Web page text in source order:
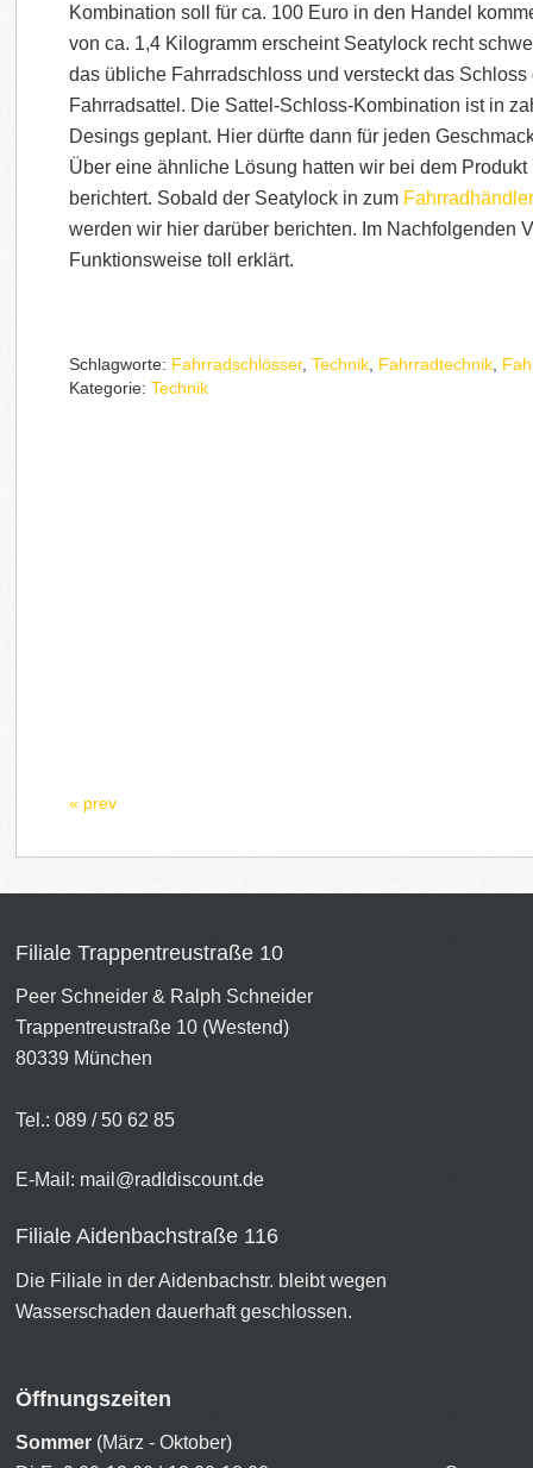
Kombination soll für ca. 100 Euro in den Handel
von ca. 1,4 Kilogramm erscheint Seatylock recht
das übliche Fahrradschloss und versteckt das
Fahrradsattel. Die Sattel-Schloss-Kombination ist in
Desings geplant. Hier dürfte dann für jeden
Über eine ähnliche Lösung hatten wir bei dem Produkt
berichtert. Sobald der Seatylock in zum
werden wir hier darüber berichten. Im Nachfolgenden
Funktionsweise toll erklärt.
Schlagworte: Fahrradschlösser,Technik Fahrradtechnik
Kategorie:Technik
« prev
Filiale Trappentreustraße 10
Peer Schneider & Ralph Schneider
Trappentreustraße 10 (Westend)
80339 München
Tel.: 089 / 50 62 85
E-Mail: mail@radldiscount.de
Filiale Aidenbachstraße 116
Die Filiale in der Aidenbachstr. bleibt wegen
Wasserschaden dauerhaft geschlossen.
Öffnungszeiten
Sommer (März - Oktober)